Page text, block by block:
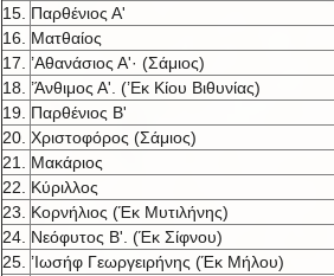
15. Παρθένιος Α'
16.
Ματθαίος
17.
’Αθανάσιος Α'· (Σάμιος)
18.
’Άνθιμος Α'. (’Εκ Κίου Βιθυνίας)
19. Παρθένιος Β'
20. Χριστοφόρος (Σάμιος)
21.
Μακάριος
22.
Κύριλλος
23.
Κορνήλιος (Έκ Μυτιλήνης)
24. Νεόφυτος Β'. (Έκ Σίφνου)
25. ’Ιωσήφ Γεωργειρήνης (Έκ Μήλου)